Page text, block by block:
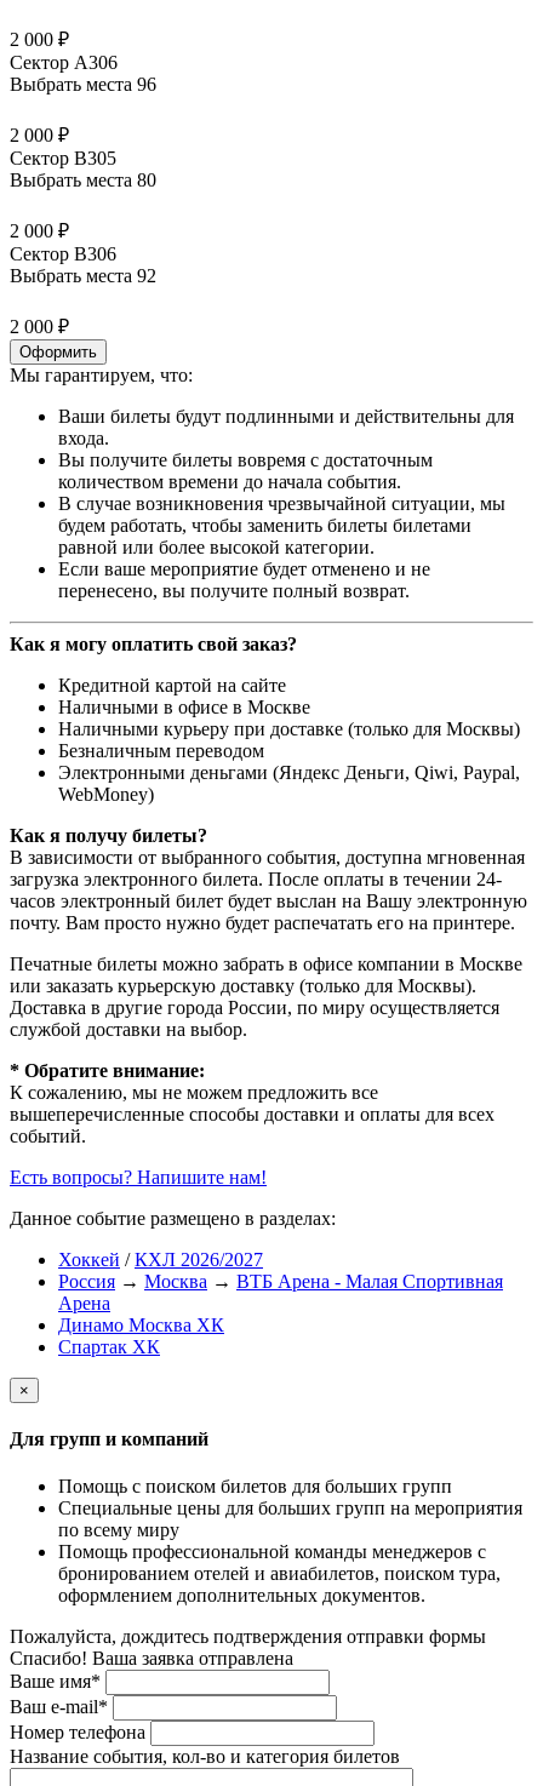
2 000 ₽
Сектор А306
Выбрать места 96
2 000 ₽
Сектор В305
Выбрать места 80
2 000 ₽
Сектор В306
Выбрать места 92
2 000 ₽
Оформить
Мы гарантируем, что:
Ваши билеты будут подлинными и действительны для
входа.
Вы получите билеты вовремя с достаточным
количеством времени до начала события.
В случае возникновения чрезвычайной ситуации, мы
будем работать, чтобы заменить билеты билетами
равной или более высокой категории.
Если ваше мероприятие будет отменено и не
перенесено, вы получите полный возврат.
Как я могу оплатить свой заказ?
Кредитной картой на сайте
Наличными в офисе в Москве
Наличными курьеру при доставке (только для Москвы)
Безналичным переводом
Электронными деньгами (Яндекс Деньги, Qiwi, Paypal,
WebMoney)
Как я получу билеты?
В зависимости от выбранного события, доступна мгновенная
загрузка электронного билета. После оплаты в течении 24-
часов электронный билет будет выслан на Вашу электронную
почту. Вам просто нужно будет распечатать его на принтере.
Печатные билеты можно забрать в офисе компании в Москве
или заказать курьерскую доставку (только для Москвы).
Доставка в другие города России, по миру осуществляется
службой доставки на выбор.
* Обратите внимание:
К сожалению, мы не можем предложить все
вышеперечисленные способы доставки и оплаты для всех
событий.
Есть вопросы? Напишите нам!
Данное событие размещено в разделах:
Хоккей /КХЛ 2026/2027
Россия → Москва → ВТБ Арена - Малая Спортивная
Арена
Динамо Москва ХК
Спартак ХК
×
Для групп и компаний
Помощь с поиском билетов для больших групп
Специальные цены для больших групп на мероприятия
по всему миру
Помощь профессиональной команды менеджеров с
бронированием отелей и авиабилетов, поиском тура,
оформлением дополнительных документов.
Пожалуйста, дождитесь подтверждения отправки формы
Спасибо! Ваша заявка отправлена
Ваше имя*
Ваш e-mail*
Номер телефона
Название события, кол-во и категория билетов